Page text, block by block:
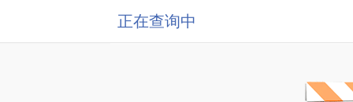
正在查询中